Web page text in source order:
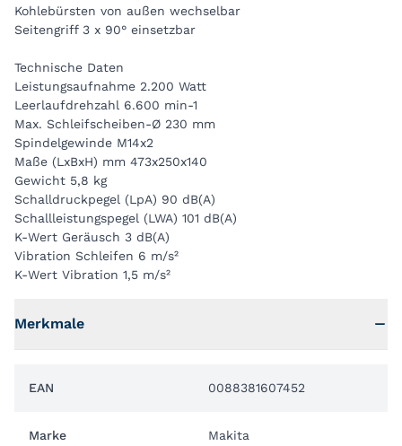
Kohlebürsten von außen wechselbar
Seitengriff 3 x 90° einsetzbar
Technische Daten
Leistungsaufnahme 2.200 Watt
Leerlaufdrehzahl 6.600 min-1
Max. Schleifscheiben-Ø 230 mm
Spindelgewinde M14x2
Maße (LxBxH) mm 473x250x140
Gewicht 5,8 kg
Schalldruckpegel (LpA) 90 dB(A)
Schallleistungspegel (LWA) 101 dB(A)
K-Wert Geräusch 3 dB(A)
Vibration Schleifen 6 m/s²
K-Wert Vibration 1,5 m/s²
Merkmale
EAN 0088381607452
Marke Makita